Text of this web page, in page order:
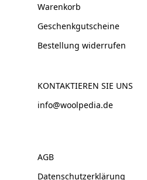
Warenkorb
Geschenkgutscheine
Bestellung widerrufen
KONTAKTIEREN SIE UNS
info@woolpedia.de
AGB
Datenschutzerklärung